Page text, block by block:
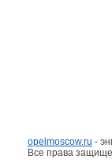
opelmoscow.ru -
Все права